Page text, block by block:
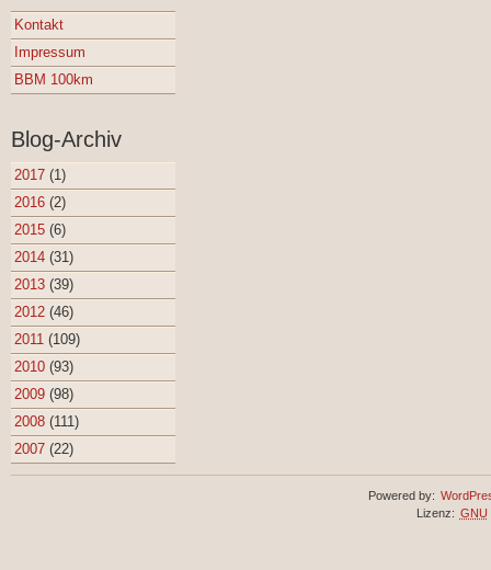
Kontakt
Impressum
BBM 100km
Blog-Archiv
2017 (1)
2016 (2)
2015 (6)
2014 (31)
2013 (39)
2012 (46)
2011 (109)
2010 (93)
2009 (98)
2008 (111)
2007 (22)
Powered by:
Lizenz: GNU